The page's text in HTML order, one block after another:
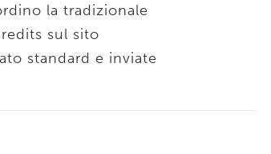
la tradizionale
sul sito
standard e inviate